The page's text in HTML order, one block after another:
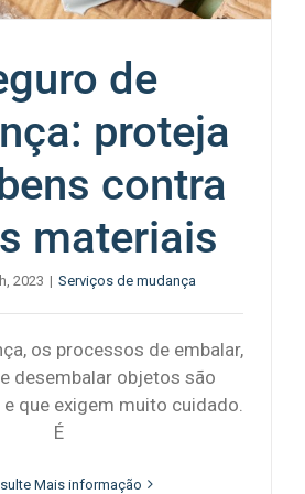
de
proteja
contra
materiais
2023 | Serviços de mudança
os processos de embalar,
desembalar objetos são
que exigem muito cuidado.
É
Mais informação